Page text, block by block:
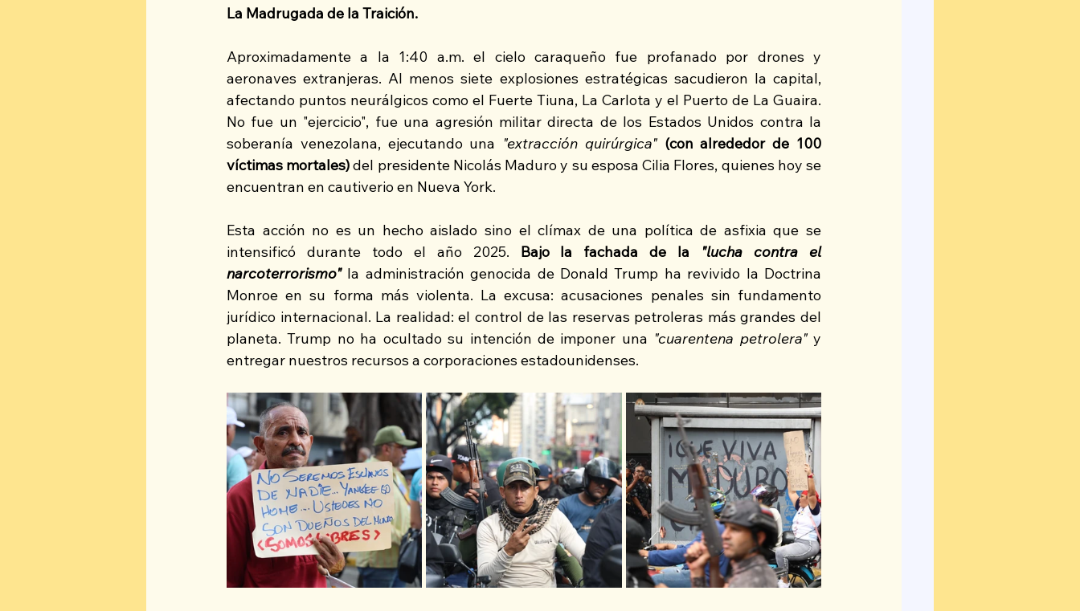
La Madrugada de la Traición.
Aproximadamente a la 1:40 a.m. el cielo caraqueño fue profanado por drones y
aeronaves extranjeras. Al menos siete explosiones estratégicas sacudieron la capital,
afectando puntos neurálgicos como el Fuerte Tiuna, La Carlota y el Puerto de La Guaira.
No fue un "ejercicio", fue una agresión militar directa de los Estados Unidos contra la
soberanía venezolana, ejecutando una "extracción quirúrgica" (con alrededor de 100
víctimas mortales) del presidente Nicolás Maduro y su esposa Cilia Flores, quienes hoy se
encuentran en cautiverio en Nueva York.
Esta acción no es un hecho aislado sino el clímax de una política de asfixia que se
intensificó durante todo el año 2025. Bajo la fachada de la
"lucha contra el
narcoterrorismo" la administración genocida de Donald Trump ha revivido la Doctrina
Monroe en su forma más violenta. La excusa: acusaciones penales sin fundamento
jurídico internacional. La realidad: el control de las reservas petroleras más grandes del
planeta. Trump no ha ocultado su intención de imponer una "cuarentena petrolera" y
entregar nuestros recursos a corporaciones estadounidenses.